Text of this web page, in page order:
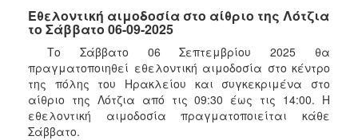
ΕΠΙΣΚΕΠΤΗΣ
ΗΡΑΚΛΕΙΟ
Εθελοντική αιμοδοσία στο αίθριο της Λότζια
το Σάββατο 06-09-2025
Το Σάββατο 06 Σεπτεμβρίου 2025 θα
πραγματοποιηθεί εθελοντική αιμοδοσία στο κέντρο
της πόλης του Ηρακλείου και συγκεκριμένα στο
αίθριο της Λότζια από τις 09:30 έως τις 14:00. Η
εθελοντική αιμοδοσία πραγματοποιείται κάθε
Σάββατο.